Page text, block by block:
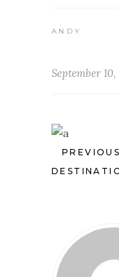
ANDY
September 10,
PREVIOUS